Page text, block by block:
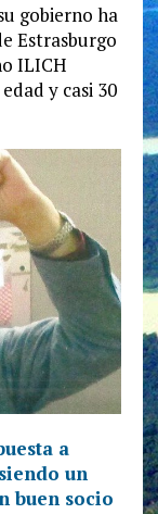
gobierno ha
Estrasburgo
ILICH
y casi 30